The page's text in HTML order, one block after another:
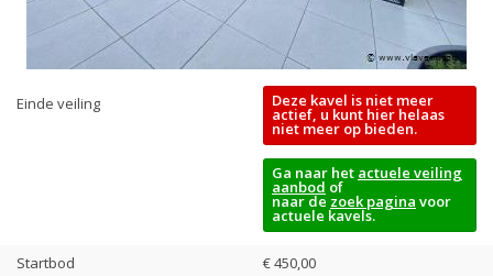
Einde veiling Deze kavel is niet meer
actief, u kunt hier helaas
niet meer op bieden.
Ga naar het actuele veiling
aanbod of
naar de zoek pagina voor
actuele kavels.
Startbod
€ 450,00